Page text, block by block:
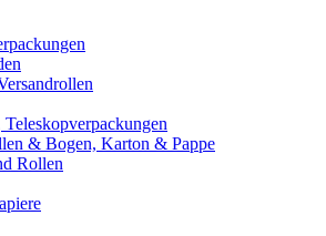
& Bogen, Karton & Pappe
Rollen